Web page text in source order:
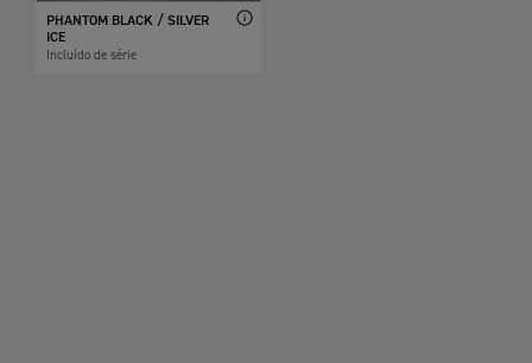
PHANTOM BLACK / SILVER
ICE
Incluído de série